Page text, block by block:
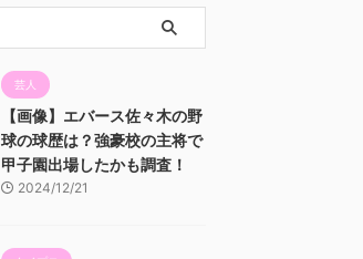
芸人
【画像】エバース佐々木の野
球の球歴は？強豪校の主将で
甲子園出場したかも調査！
2024/12/21